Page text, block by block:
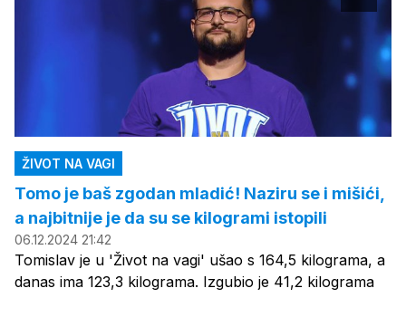
ŽIVOT NA VAGI
Tomo je baš zgodan mladić! Naziru se i mišići,
a najbitnije je da su se kilogrami istopili
06.12.2024 21:42
Tomislav je u 'Život na vagi' ušao s 164,5 kilograma, a
danas ima 123,3 kilograma. Izgubio je 41,2 kilograma